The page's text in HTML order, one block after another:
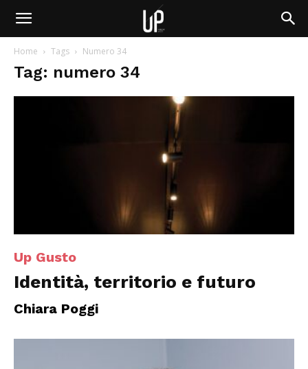
Home Tags Numero 34
Tag: numero 34
Up Gusto
Identità, territorio e futuro
Chiara Poggi